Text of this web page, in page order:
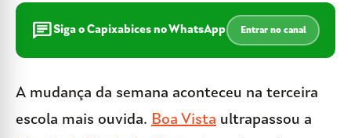
chatSiga o Capixabices no WhatsApp Entrar no canal
A mudança da semana aconteceu na terceira
escola mais ouvida. Boa Vista ultrapassou a